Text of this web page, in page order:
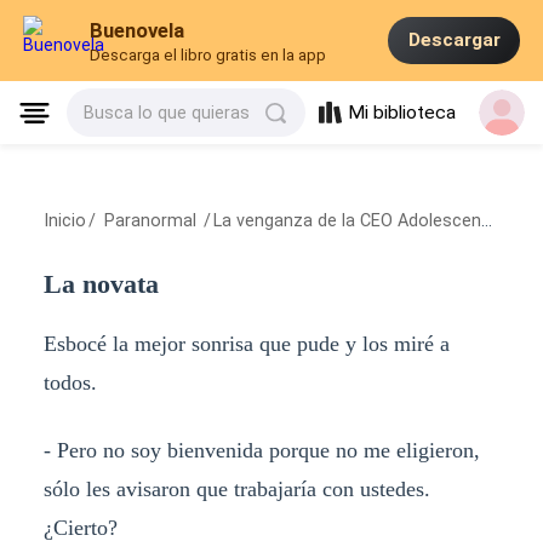
Buenovela
Descarga el libro gratis en la app
Descargar
Busca lo que quieras Mi biblioteca
Inicio / Paranormal / La venganza de la CEO Adolescente
La novata
Esbocé la mejor sonrisa que pude y los miré a
todos.
- Pero no soy bienvenida porque no me eligieron,
sólo les avisaron que trabajaría con ustedes.
¿Cierto?